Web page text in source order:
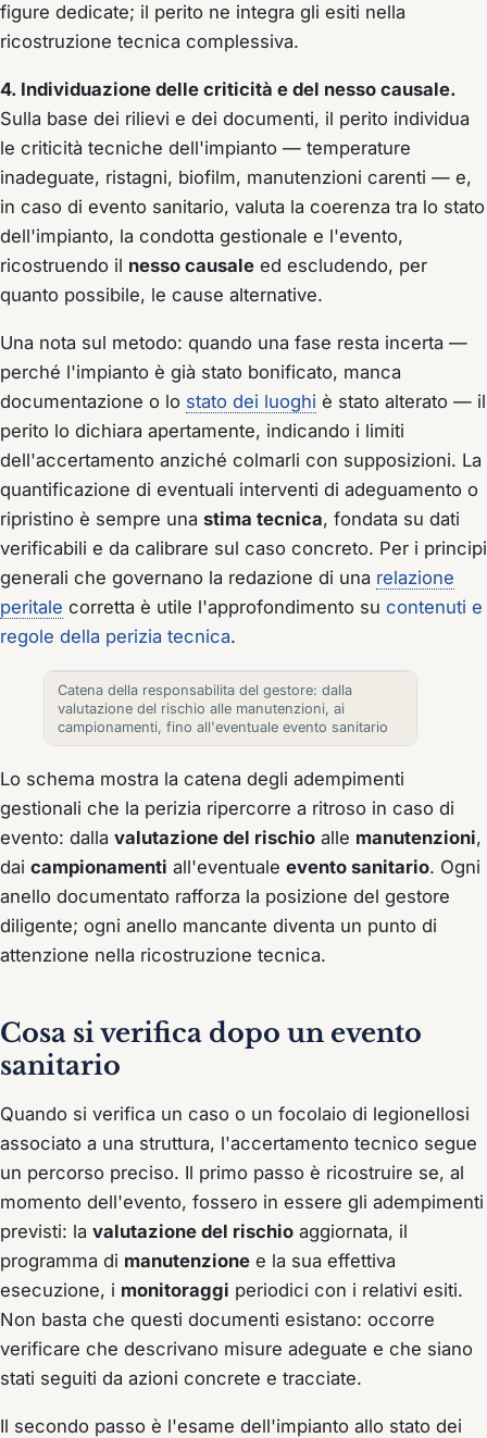
figure dedicate; il perito ne integra gli esiti nella
ricostruzione tecnica complessiva.
4. Individuazione delle criticità e del nesso causale.
Sulla base dei rilievi e dei documenti, il perito individua
le criticità tecniche dell'impianto — temperature
inadeguate, ristagni, biofilm, manutenzioni carenti — e,
in caso di evento sanitario, valuta la coerenza tra lo stato
dell'impianto, la condotta gestionale e l'evento,
ricostruendo il nesso causale ed escludendo, per
quanto possibile, le cause alternative.
Una nota sul metodo: quando una fase resta incerta —
perché l'impianto è già stato bonificato, manca
documentazione o lo stato dei luoghi è stato alterato — il
perito lo dichiara apertamente, indicando i limiti
dell'accertamento anziché colmarli con supposizioni. La
quantificazione di eventuali interventi di adeguamento o
ripristino è sempre una stima tecnica, fondata su dati
verificabili e da calibrare sul caso concreto. Per i principi
generali che governano la redazione di una relazione
peritale corretta è utile l'approfondimento su contenuti e
regole della perizia tecnica.
Catena della responsabilita del gestore: dalla
valutazione del rischio alle manutenzioni, ai
campionamenti, fino all'eventuale evento sanitario
Lo schema mostra la catena degli adempimenti
gestionali che la perizia ripercorre a ritroso in caso di
evento: dalla valutazione del rischio alle manutenzioni,
dai campionamenti all'eventuale evento sanitario. Ogni
anello documentato rafforza la posizione del gestore
diligente; ogni anello mancante diventa un punto di
attenzione nella ricostruzione tecnica.
Cosa si verifica dopo un evento
sanitario
Quando si verifica un caso o un focolaio di legionellosi
associato a una struttura, l'accertamento tecnico segue
un percorso preciso. Il primo passo è ricostruire se, al
momento dell'evento, fossero in essere gli adempimenti
previsti: la valutazione del rischio aggiornata, il
programma di manutenzione e la sua effettiva
esecuzione, i monitoraggi periodici con i relativi esiti.
Non basta che questi documenti esistano: occorre
verificare che descrivano misure adeguate e che siano
stati seguiti da azioni concrete e tracciate.
Il secondo passo è l'esame dell'impianto allo stato dei